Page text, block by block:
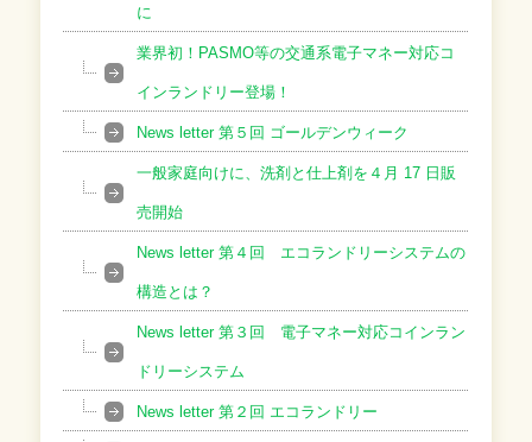
に
業界初！PASMO等の交通系電子マネー対応コ
インランドリー登場！
News letter 第５回 ゴールデンウィーク
一般家庭向けに、洗剤と仕上剤を４月 17 日販
売開始
News letter 第４回 エコランドリーシステムの
構造とは？
News letter 第３回 電子マネー対応コインラン
ドリーシステム
News letter 第２回 エコランドリー